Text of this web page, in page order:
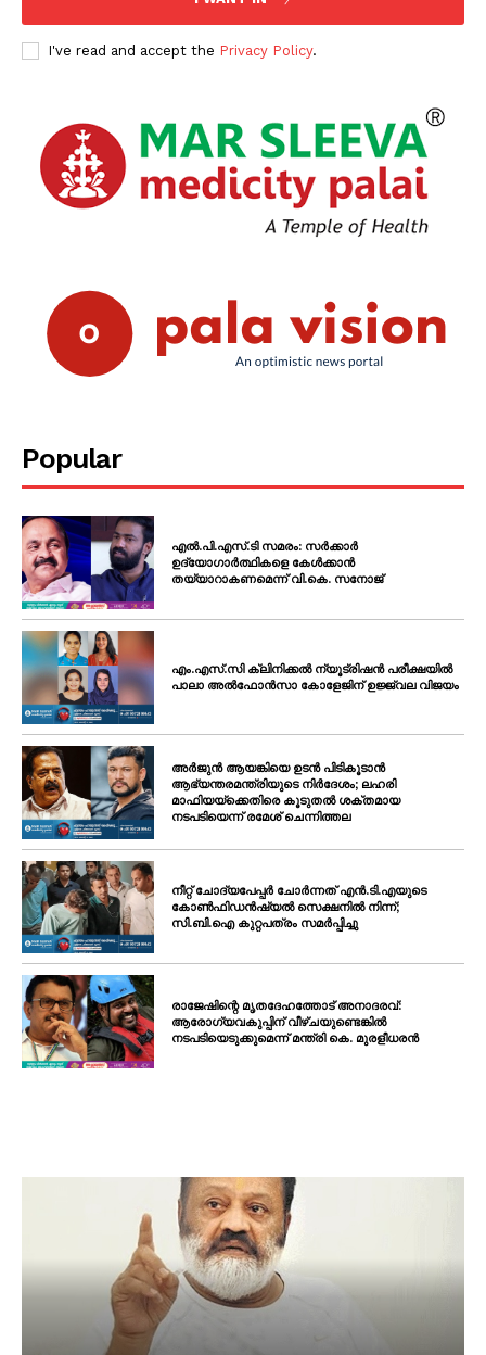
SUBSCRIBE NOW
PALA VISION
About
Contact us
Grievance Redressal
I've read and accept the Privacy Policy.
Popular
എൽ.പി.എസ്.ടി സമരം: സർക്കാർ
ഉദ്യോഗാർത്ഥികളെ കേൾക്കാൻ
തയ്യാറാകണമെന്ന് വി.കെ. സനോജ്
എം.എസ്.സി ക്ലിനിക്കൽ ന്യൂട്രിഷൻ പരീക്ഷയിൽ
പാലാ അൽഫോൻസാ കോളേജിന് ഉജ്ജ്വല വിജയം
അർജുൻ ആയങ്കിയെ ഉടൻ പിടികൂടാൻ
ആഭ്യന്തരമന്ത്രിയുടെ നിർദേശം; ലഹരി
മാഫിയയ്ക്കെതിരെ കൂടുതൽ ശക്തമായ
നടപടിയെന്ന് രമേശ് ചെന്നിത്തല
നീറ്റ് ചോദ്യപേപ്പർ ചോർന്നത് എൻ.ടി.എയുടെ
കോൺഫിഡൻഷ്യൽ സെക്ഷനിൽ നിന്ന്;
സി.ബി.ഐ കുറ്റപത്രം സമർപ്പിച്ചു
രാജേഷിന്റെ മൃതദേഹത്തോട് അനാദരവ്:
ആരോഗ്യവകുപ്പിന് വീഴ്ചയുണ്ടെങ്കിൽ
നടപടിയെടുക്കുമെന്ന് മന്ത്രി കെ. മുരളീധരൻ